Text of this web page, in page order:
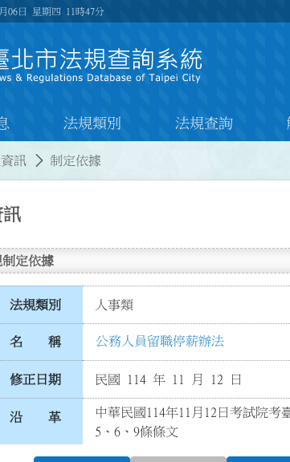
06日 星期四 11時47分
法規類別 法規查詢
訊 制定依據
訊
制定依據
法規類別 人事類
名 稱 公務人員留職停薪辦法
修正日期 民國 114 年 11 月 12 日
沿 革
中華民國114年11月12日考試院考
5、6、9條條文